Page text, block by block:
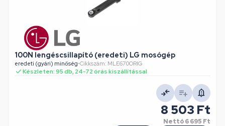
100N lengéscsillapító (eredeti) LG mosógép
eredeti (gyári) minőség•Cikkszám: MLE670ORIG
Készleten: 95 db, 24-72 órás kiszállítással
8 503 Ft
Nettó6 695 Ft